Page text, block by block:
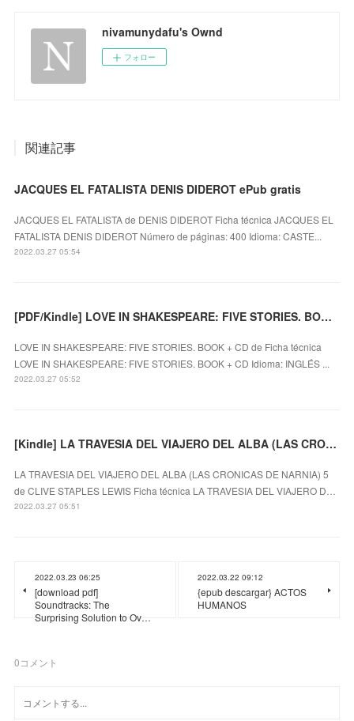
nivamunydafu's Ownd
フォロー
関連記事
JACQUES EL FATALISTA DENIS DIDEROT ePub gratis
JACQUES EL FATALISTA de DENIS DIDEROT Ficha técnica JACQUES EL
FATALISTA DENIS DIDEROT Número de páginas: 400 Idioma: CASTE...
2022.03.27 05:54
[PDF/Kindle] LOVE IN SHAKESPEARE: FIVE STORIES. BOOK + CD descargar gratis
LOVE IN SHAKESPEARE: FIVE STORIES. BOOK + CD de Ficha técnica
LOVE IN SHAKESPEARE: FIVE STORIES. BOOK + CD Idioma: INGLÉS ...
2022.03.27 05:52
[Kindle] LA TRAVESIA DEL VIAJERO DEL ALBA (LAS CRONICAS DE NARNIA) 5 descargar gratis
LA TRAVESIA DEL VIAJERO DEL ALBA (LAS CRONICAS DE NARNIA) 5
de CLIVE STAPLES LEWIS Ficha técnica LA TRAVESIA DEL VIAJERO D…
2022.03.27 05:51
2022.03.23 06:25
[download pdf]
Soundtracks: The
Surprising Solution to Ov…
2022.03.22 09:12
{epub descargar} ACTOS
HUMANOS
0コメント